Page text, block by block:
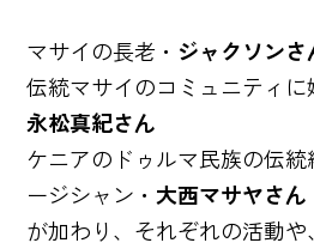
マサイの長老・ ジャクソンさ
伝統マサイのコミュニティに
永松真紀さん
ケニアのドゥルマ民族の伝
ージシャン・ 大西マサヤさん
が加わり、それぞれの活動